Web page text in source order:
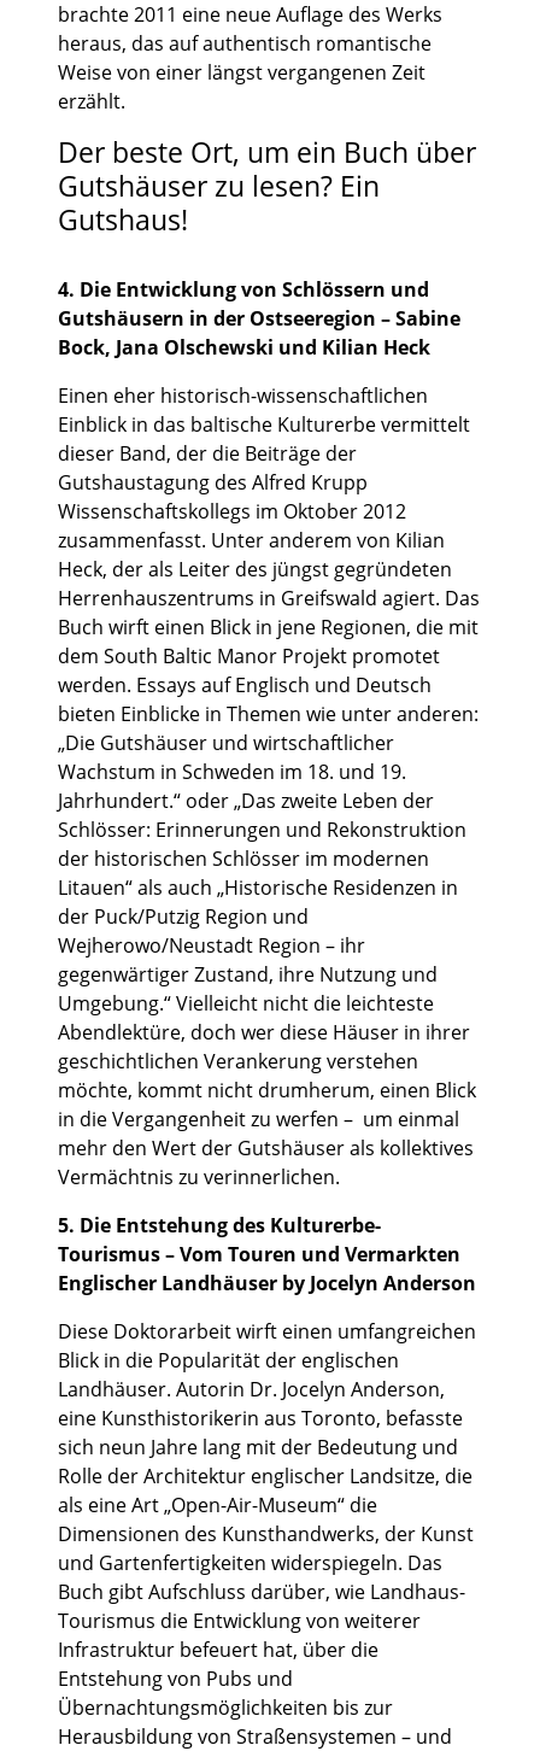
brachte 2011 eine neue Auflage des Werks
heraus, das auf authentisch romantische
Weise von einer längst vergangenen Zeit
erzählt.
Der beste Ort, um ein Buch über
Gutshäuser zu lesen? Ein
Gutshaus!
4. Die Entwicklung von Schlössern und
Gutshäusern in der Ostseeregion – Sabine
Bock, Jana Olschewski und Kilian Heck
Einen eher historisch-wissenschaftlichen
Einblick in das baltische Kulturerbe vermittelt
dieser Band, der die Beiträge der
Gutshaustagung des Alfred Krupp
Wissenschaftskollegs im Oktober 2012
zusammenfasst. Unter anderem von Kilian
Heck, der als Leiter des jüngst gegründeten
Herrenhauszentrums in Greifswald agiert. Das
Buch wirft einen Blick in jene Regionen, die mit
dem South Baltic Manor Projekt promotet
werden. Essays auf Englisch und Deutsch
bieten Einblicke in Themen wie unter anderen:
„Die Gutshäuser und wirtschaftlicher
Wachstum in Schweden im 18. und 19.
Jahrhundert.“ oder „Das zweite Leben der
Schlösser: Erinnerungen und Rekonstruktion
der historischen Schlösser im modernen
Litauen“ als auch „Historische Residenzen in
der Puck/Putzig Region und
Wejherowo/Neustadt Region – ihr
gegenwärtiger Zustand, ihre Nutzung und
Umgebung.“ Vielleicht nicht die leichteste
Abendlektüre, doch wer diese Häuser in ihrer
geschichtlichen Verankerung verstehen
möchte, kommt nicht drumherum, einen Blick
in die Vergangenheit zu werfen – um einmal
mehr den Wert der Gutshäuser als kollektives
Vermächtnis zu verinnerlichen.
5. Die Entstehung des Kulturerbe-
Tourismus – Vom Touren und Vermarkten
Englischer Landhäuser by Jocelyn Anderson
Diese Doktorarbeit wirft einen umfangreichen
Blick in die Popularität der englischen
Landhäuser. Autorin Dr. Jocelyn Anderson,
eine Kunsthistorikerin aus Toronto, befasste
sich neun Jahre lang mit der Bedeutung und
Rolle der Architektur englischer Landsitze, die
als eine Art „Open-Air-Museum“ die
Dimensionen des Kunsthandwerks, der Kunst
und Gartenfertigkeiten widerspiegeln. Das
Buch gibt Aufschluss darüber, wie Landhaus-
Tourismus die Entwicklung von weiterer
Infrastruktur befeuert hat, über die
Entstehung von Pubs und
Übernachtungsmöglichkeiten bis zur
Herausbildung von Straßensystemen – und